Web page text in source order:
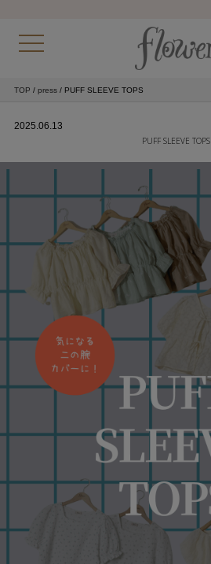
TOP / press/ PUFF SLEEVE TOPS
2025.06.13
PUFF SLEEVE TOPS